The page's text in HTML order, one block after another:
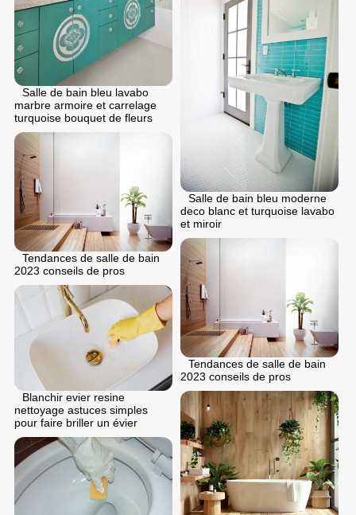
Salle de bain bleu lavabo
marbre armoire et carrelage
turquoise bouquet de fleurs
Salle de bain bleu moderne
deco blanc et turquoise lavabo
et miroir
Tendances de salle de bain
2023 conseils de pros
Tendances de salle de bain
2023 conseils de pros
Blanchir evier resine
nettoyage astuces simples
pour faire briller un évier